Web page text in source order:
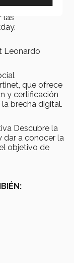
que
las
Leonardo
que ofrece
y certificación
brecha digital.
Descubre la
dar a conocer la
objetivo de